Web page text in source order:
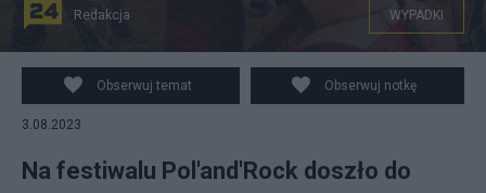
Pol'and'Rock Festival. Fot. PAP/Jerzy Muszyński
Redakcja WYPADKI
Obserwuj temat Obserwuj notkę
3.08.2023
Na festiwalu Pol'and'Rock doszło do